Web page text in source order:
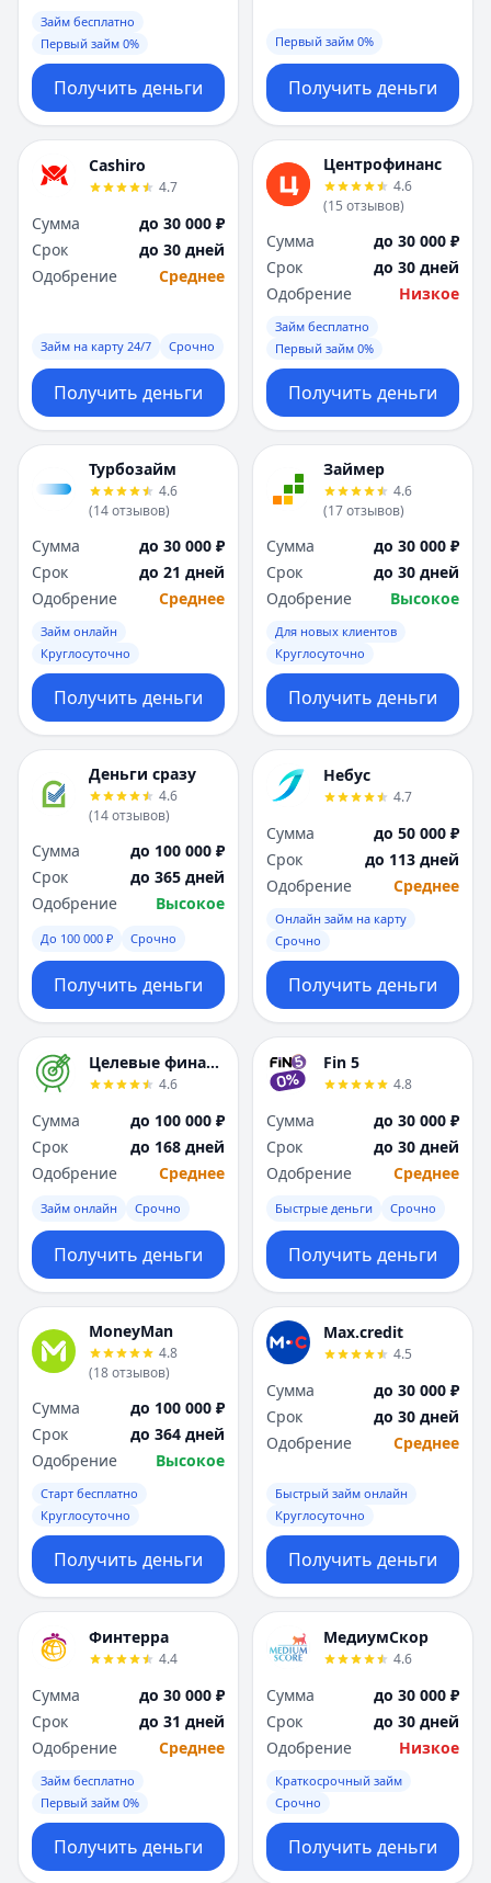
Займ бесплатно
Первый займ 0%
Получить деньги
Первый займ 0%
Получить деньги
Cashiro
4.7
Сумма
до 30 000 ₽
Срок
до 30 дней
Одобрение
Среднее
Займ на карту 24/7 Срочно
Получить деньги
Центрофинанс
4.6
(15 отзывов)
Сумма
до 30 000 ₽
Срок
до 30 дней
Одобрение
Низкое
Займ бесплатно
Первый займ 0%
Получить деньги
Турбозайм
4.6
(14отзывов)
Сумма
до 30 000 ₽
Срок
до 21 дней
Одобрение
Среднее
Займ онлайн
Круглосуточно
Получить деньги
Займер
4.6
(17отзывов)
Сумма
до 30 000 ₽
Срок
до 30 дней
Одобрение
Высокое
Для новых клиентов
Круглосуточно
Получить деньги
Деньги сразу
4.6
(14отзывов)
Сумма
до 100 000 ₽
Срок
до 365 дней
Одобрение
Высокое
До 100 000 ₽ Срочно
Получить деньги
Небус
4.7
Сумма
до 50 000 ₽
Срок
до 113 дней
Одобрение
Среднее
Онлайн займ на карту
Срочно
Получить деньги
Целевые финансы
4.6
Сумма
до 100 000 ₽
Срок
до 168 дней
Одобрение
Среднее
Займ онлайн Срочно
Получить деньги
Fin 5
4.8
Сумма
до 30 000 ₽
Срок
до 30 дней
Одобрение
Среднее
Быстрые деньги Срочно
Получить деньги
MoneyMan
4.8
(18отзывов)
Сумма
до 100 000 ₽
Срок
до 364 дней
Одобрение
Высокое
Старт бесплатно
Круглосуточно
Получить деньги
Max.credit
4.5
Сумма
до 30 000 ₽
Срок
до 30 дней
Одобрение
Среднее
Быстрый займ онлайн
Круглосуточно
Получить деньги
Финтерра
4.4
Сумма
до 30 000 ₽
Срок
до 31 дней
Одобрение
Среднее
Займ бесплатно
Первый займ 0%
Получить деньги
МедиумСкор
4.6
Сумма
до 30 000 ₽
Срок
до 30 дней
Одобрение
Низкое
Краткосрочный займ
Срочно
Получить деньги